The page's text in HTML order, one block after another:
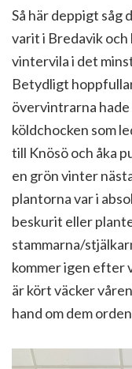
Så här deppigt såg
varit i Bredavik
vintervila i det
Betydligt
övervintrarna
köldchocken som
till Knösö och åka
en grön vinter
plantorna var i
beskurit eller
stammarna/
kommer igen efter
är kört väcker
hand om dem